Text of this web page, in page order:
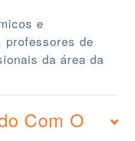
e
professores de
da área da
Com O